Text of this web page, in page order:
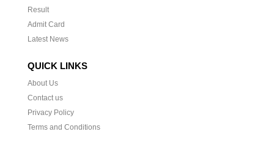
Result
Admit Card
Latest News
QUICK LINKS
About Us
Contact us
Privacy Policy
Terms and Conditions